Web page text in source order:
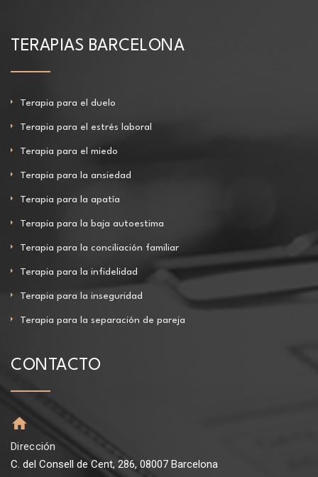
TERAPIAS BARCELONA
Terapia para el duelo
Terapia para el estrés laboral
Terapia para el miedo
Terapia para la ansiedad
Terapia para la apatía
Terapia para la baja autoestima
Terapia para la conciliación familiar
Terapia para la infidelidad
Terapia para la inseguridad
Terapia para la separación de pareja
CONTACTO
Dirección
C. del Consell de Cent, 286, 08007 Barcelona